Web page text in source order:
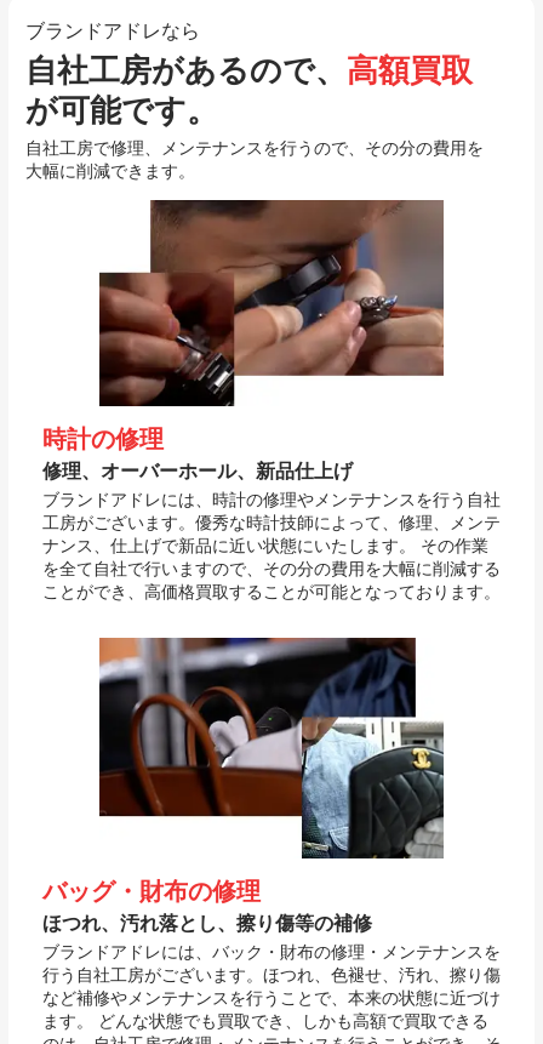
ブランドアドレなら
自社工房があるので、 高額買取
が可能です。
自社工房で修理、メンテナンスを行うので、その分の費用を
大幅に削減できます。
時計の修理
修理、オーバーホール、新品仕上げ
ブランドアドレには、時計の修理やメンテナンスを行う自社
工房がございます。優秀な時計技師によって、修理、メンテ
ナンス、仕上げで新品に近い状態にいたします。 その作業
を全て自社で行いますので、その分の費用を大幅に削減する
ことができ、高価格買取することが可能となっております。
バッグ・財布の修理
ほつれ、汚れ落とし、擦り傷等の補修
ブランドアドレには、バック・財布の修理・メンテナンスを
行う自社工房がございます。ほつれ、色褪せ、汚れ、擦り傷
など補修やメンテナンスを行うことで、本来の状態に近づけ
ます。 どんな状態でも買取でき、しかも高額で買取できる